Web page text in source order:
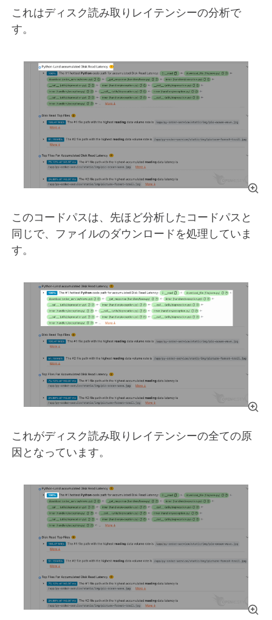
これはディスク読み取りレイテンシーの分析で
す。
このコードパスは、先ほど分析したコードパスと
同じで、ファイルのダウンロードを処理していま
す。
これがディスク読み取りレイテンシーの全ての原
因となっています。